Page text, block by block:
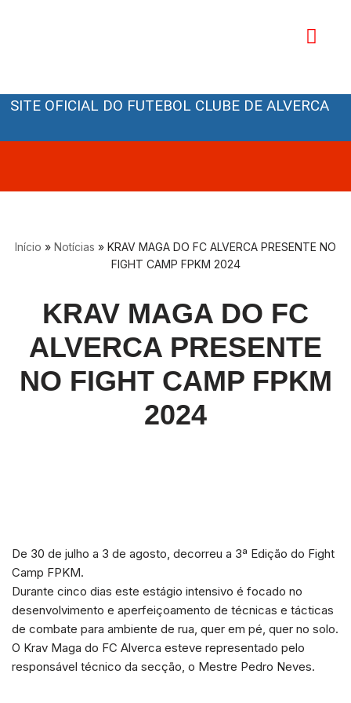
conteúdo
SITE OFICIAL DO FUTEBOL CLUBE DE ALVERCA
Início » Notícias » KRAV MAGA DO FC ALVERCA PRESENTE NO
FIGHT CAMP FPKM 2024
KRAV MAGA DO FC
ALVERCA PRESENTE
NO FIGHT CAMP FPKM
2024
De 30 de julho a 3 de agosto, decorreu a 3ª Edição do Fight
Camp FPKM.
Durante cinco dias este estágio intensivo é focado no
desenvolvimento e aperfeiçoamento de técnicas e tácticas
de combate para ambiente de rua, quer em pé, quer no solo.
O Krav Maga do FC Alverca esteve representado pelo
responsável técnico da secção, o Mestre Pedro Neves.